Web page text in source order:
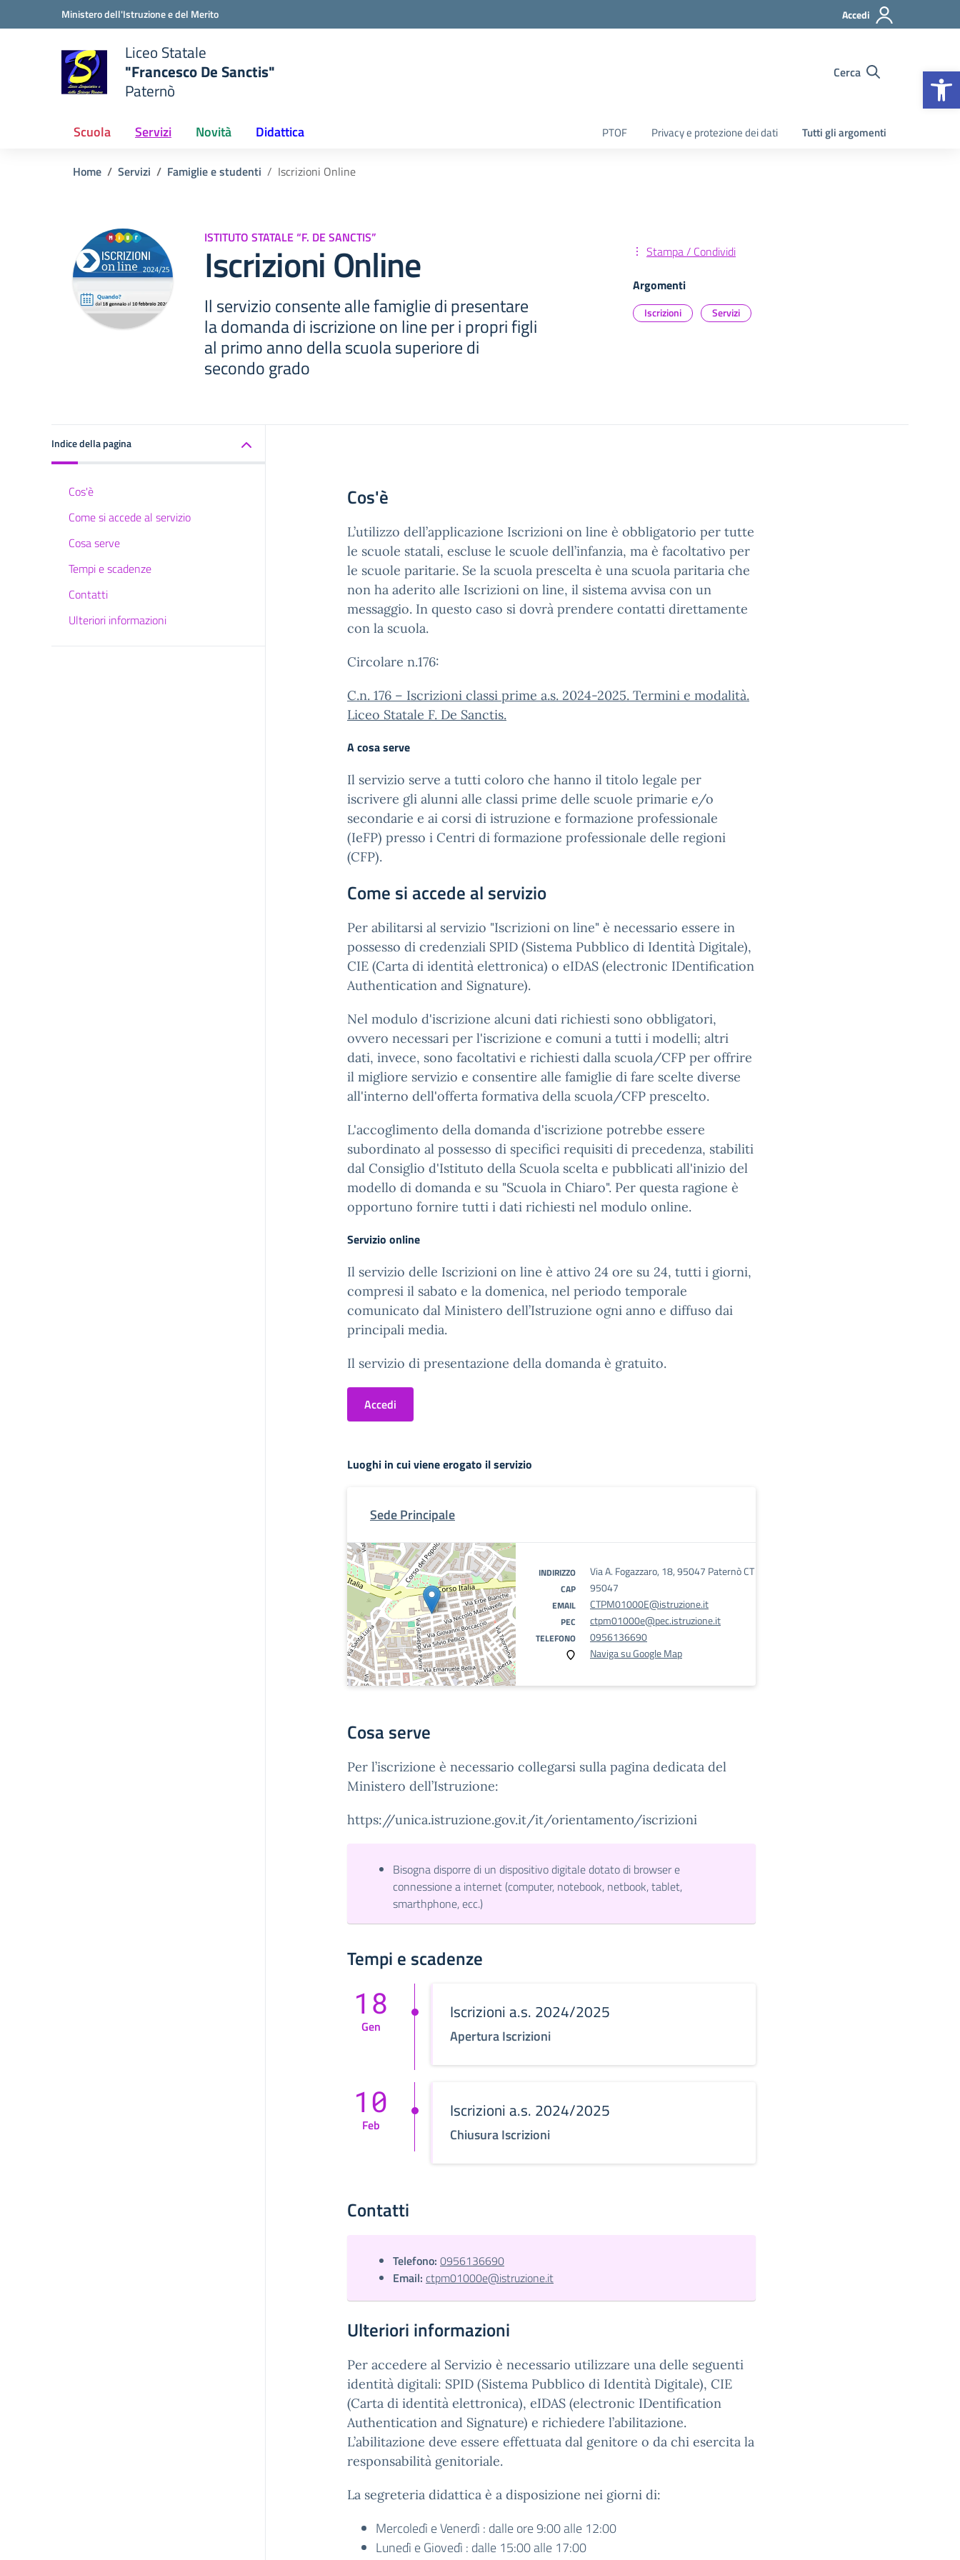
Vai ai contenuti
Vai al menu di navigazioneMinistero dell'Istruzione e del Merito Accedi
scuola
Liceo Statale
"Francesco De Sanctis"
Paternò
Cerca
Scuola Servizi Novità Didattica PTOF Privacy e protezione dei dati Tutti gli argomenti
Home Servizi Famiglie e studenti Iscrizioni Online
ISTITUTO STATALE “F. DE SANCTIS”
Iscrizioni Online
Il servizio consente alle famiglie di presentare
la domanda di iscrizione on line per i propri figli
al primo anno della scuola superiore di
secondo grado
Stampa / Condividi
Argomenti
Iscrizioni Servizi
Indice della pagina
Cos'è
Come si accede al servizio
Cosa serve
Tempi e scadenze
Contatti
Ulteriori informazioni
Cos'è
L’utilizzo dell’applicazione Iscrizioni on line è obbligatorio per tutte
le scuole statali, escluse le scuole dell’infanzia, ma è facoltativo per
le scuole paritarie. Se la scuola prescelta è una scuola paritaria che
non ha aderito alle Iscrizioni on line, il sistema avvisa con un
messaggio. In questo caso si dovrà prendere contatti direttamente
con la scuola.
Circolare n.176:
C.n. 176 – Iscrizioni classi prime a.s. 2024-2025. Termini e modalità.
Liceo Statale F. De Sanctis.
A cosa serve
Il servizio serve a tutti coloro che hanno il titolo legale per
iscrivere gli alunni alle classi prime delle scuole primarie e/o
secondarie e ai corsi di istruzione e formazione professionale
(IeFP) presso i Centri di formazione professionale delle regioni
(CFP).
Come si accede al servizio
Per abilitarsi al servizio "Iscrizioni on line" è necessario essere in
possesso di credenziali SPID (Sistema Pubblico di Identità Digitale),
CIE (Carta di identità elettronica) o eIDAS (electronic IDentification
Authentication and Signature).
Nel modulo d'iscrizione alcuni dati richiesti sono obbligatori,
ovvero necessari per l'iscrizione e comuni a tutti i modelli; altri
dati, invece, sono facoltativi e richiesti dalla scuola/CFP per offrire
il migliore servizio e consentire alle famiglie di fare scelte diverse
all'interno dell'offerta formativa della scuola/CFP prescelto.
L'accoglimento della domanda d'iscrizione potrebbe essere
subordinato al possesso di specifici requisiti di precedenza, stabiliti
dal Consiglio d'Istituto della Scuola scelta e pubblicati all'inizio del
modello di domanda e su "Scuola in Chiaro". Per questa ragione è
opportuno fornire tutti i dati richiesti nel modulo online.
Servizio online
Il servizio delle Iscrizioni on line è attivo 24 ore su 24, tutti i giorni,
compresi il sabato e la domenica, nel periodo temporale
comunicato dal Ministero dell’Istruzione ogni anno e diffuso dai
principali media.
Il servizio di presentazione della domanda è gratuito.
Accedi
Luoghi in cui viene erogato il servizio
Sede Principale
INDIRIZZO Via A. Fogazzaro, 18, 95047 Paternò CT
CAP 95047
EMAIL CTPM01000E@istruzione.it
PEC ctpm01000e@pec.istruzione.it
TELEFONO
0956136690
Naviga su Google Map
Cosa serve
Per l’iscrizione è necessario collegarsi sulla pagina dedicata del
Ministero dell’Istruzione:
https://unica.istruzione.gov.it/it/orientamento/iscrizioni
Bisogna disporre di un dispositivo digitale dotato di browser e
connessione a internet (computer, notebook, netbook, tablet,
smarthphone, ecc.)
Tempi e scadenze
Iscrizioni a.s. 2024/2025
Apertura Iscrizioni
18
Gen
Iscrizioni a.s. 2024/2025
Chiusura Iscrizioni
10
Feb
Contatti
Telefono: 0956136690
Email: ctpm01000e@istruzione.it
Ulteriori informazioni
Per accedere al Servizio è necessario utilizzare una delle seguenti
identità digitali: SPID (Sistema Pubblico di Identità Digitale), CIE
(Carta di identità elettronica), eIDAS (electronic IDentification
Authentication and Signature) e richiedere l’abilitazione.
L’abilitazione deve essere effettuata dal genitore o da chi esercita la
responsabilità genitoriale.
La segreteria didattica è a disposizione nei giorni di:
Mercoledì e Venerdì : dalle ore 9:00 alle 12:00
Lunedì e Giovedì : dalle 15:00 alle 17:00